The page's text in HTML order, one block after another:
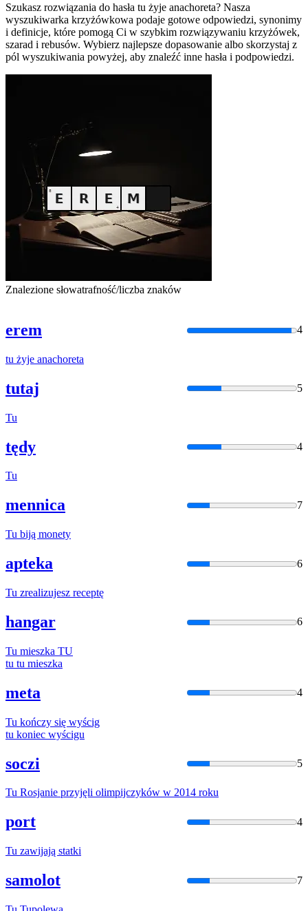
Szukasz rozwiązania do hasła tu żyje anachoreta? Nasza
wyszukiwarka krzyżówkowa podaje gotowe odpowiedzi, synonimy
i definicje, które pomogą Ci w szybkim rozwiązywaniu krzyżówek,
szarad i rebusów. Wybierz najlepsze dopasowanie albo skorzystaj z
pól wyszukiwania powyżej, aby znaleźć inne hasła i podpowiedzi.
Znalezione słowatrafność/liczba znaków
erem 4
tu żyje anachoreta
tutaj 5
Tu
tędy 4
Tu
mennica 7
Tu biją monety
apteka 6
Tu zrealizujesz receptę
hangar 6
Tu mieszka TU
tu tu mieszka
meta 4
Tu kończy się wyścig
tu koniec wyścigu
soczi 5
Tu Rosjanie przyjęli olimpijczyków w 2014 roku
port 4
Tu zawijają statki
samolot 7